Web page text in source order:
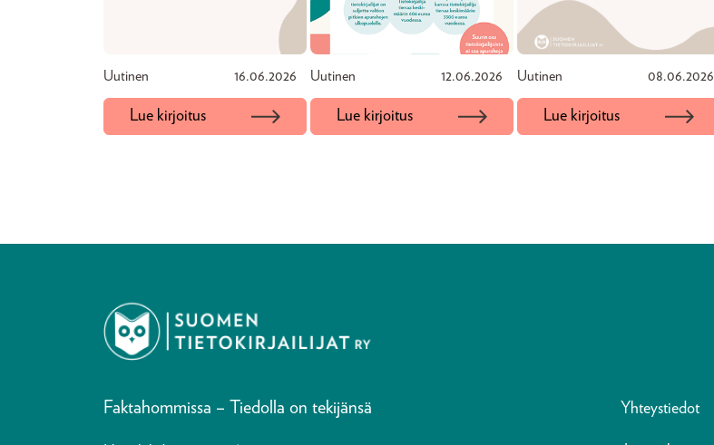
Uutinen 16.06.2026
Lue kirjoitus
Uutinen 12.06.2026
Lue kirjoitus
Uutinen 08.06.2026
Lue kirjoitus
Faktahommissa – Tiedolla on tekijänsä Yhteystiedot